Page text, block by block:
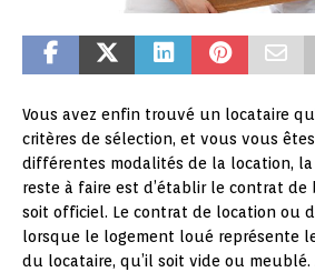
Vous avez enfin trouvé un locataire
critères de sélection, et vous vous
différentes modalités de la location,
reste à faire est d’établir le contrat de
soit officiel. Le contrat de location ou
lorsque le logement loué représente
du locataire, qu’il soit vide ou